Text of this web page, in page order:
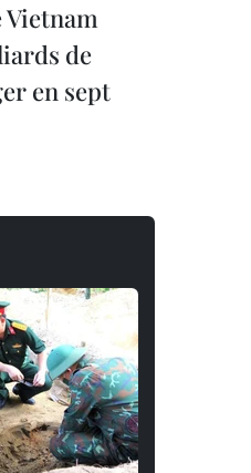
Vietnam
de
en sept